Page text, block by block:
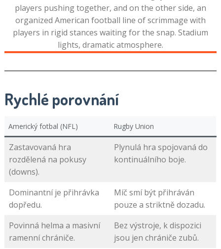
Rychlé porovnání
Americký fotbal (NFL) Rugby Union
Zastavovaná hra
rozdělená na pokusy
(downs).
Plynulá hra spojovaná do
kontinuálního boje.
Dominantní je přihrávka
dopředu.
Míč smí být přihráván
pouze a striktně dozadu.
Povinná helma a masivní
ramenní chrániče.
Bez výstroje, k dispozici
jsou jen chrániče zubů.